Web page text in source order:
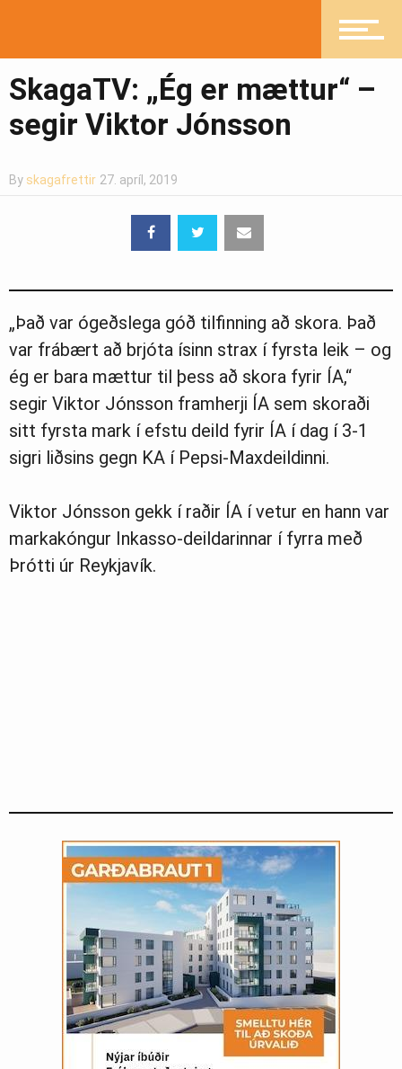
Heilsueflandi samfélag
Ljósmyndasafn
SkagaTV: „Ég er mættur“ –
segir Viktor Jónsson
By skagafrettir 27. apríl, 2019
„Það var ógeðslega góð tilfinning að skora. Það
var frábært að brjóta ísinn strax í fyrsta leik – og
ég er bara mættur til þess að skora fyrir ÍA,“
segir Viktor Jónsson framherji ÍA sem skoraði
sitt fyrsta mark í efstu deild fyrir ÍA í dag í 3-1
sigri liðsins gegn KA í Pepsi-Maxdeildinni.
Viktor Jónsson gekk í raðir ÍA í vetur en hann var
markakóngur Inkasso-deildarinnar í fyrra með
Þrótti úr Reykjavík.